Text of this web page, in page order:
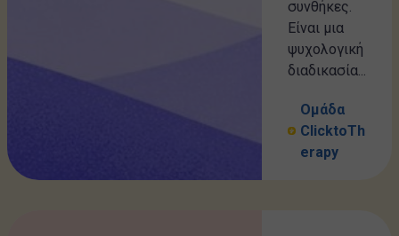
συνθήκες.
Είναι μια
ψυχολογική
διαδικασία...
Ομάδα
ClicktoTh
erapy